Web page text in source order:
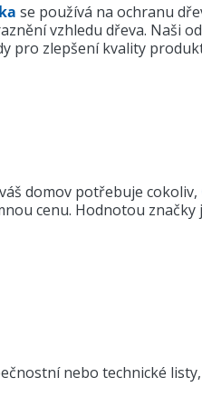
se používá na ochranu
vzhledu dřeva. Naši
pro zlepšení kvality
domov potřebuje cokoliv,
cenu. Hodnotou
nebo technické